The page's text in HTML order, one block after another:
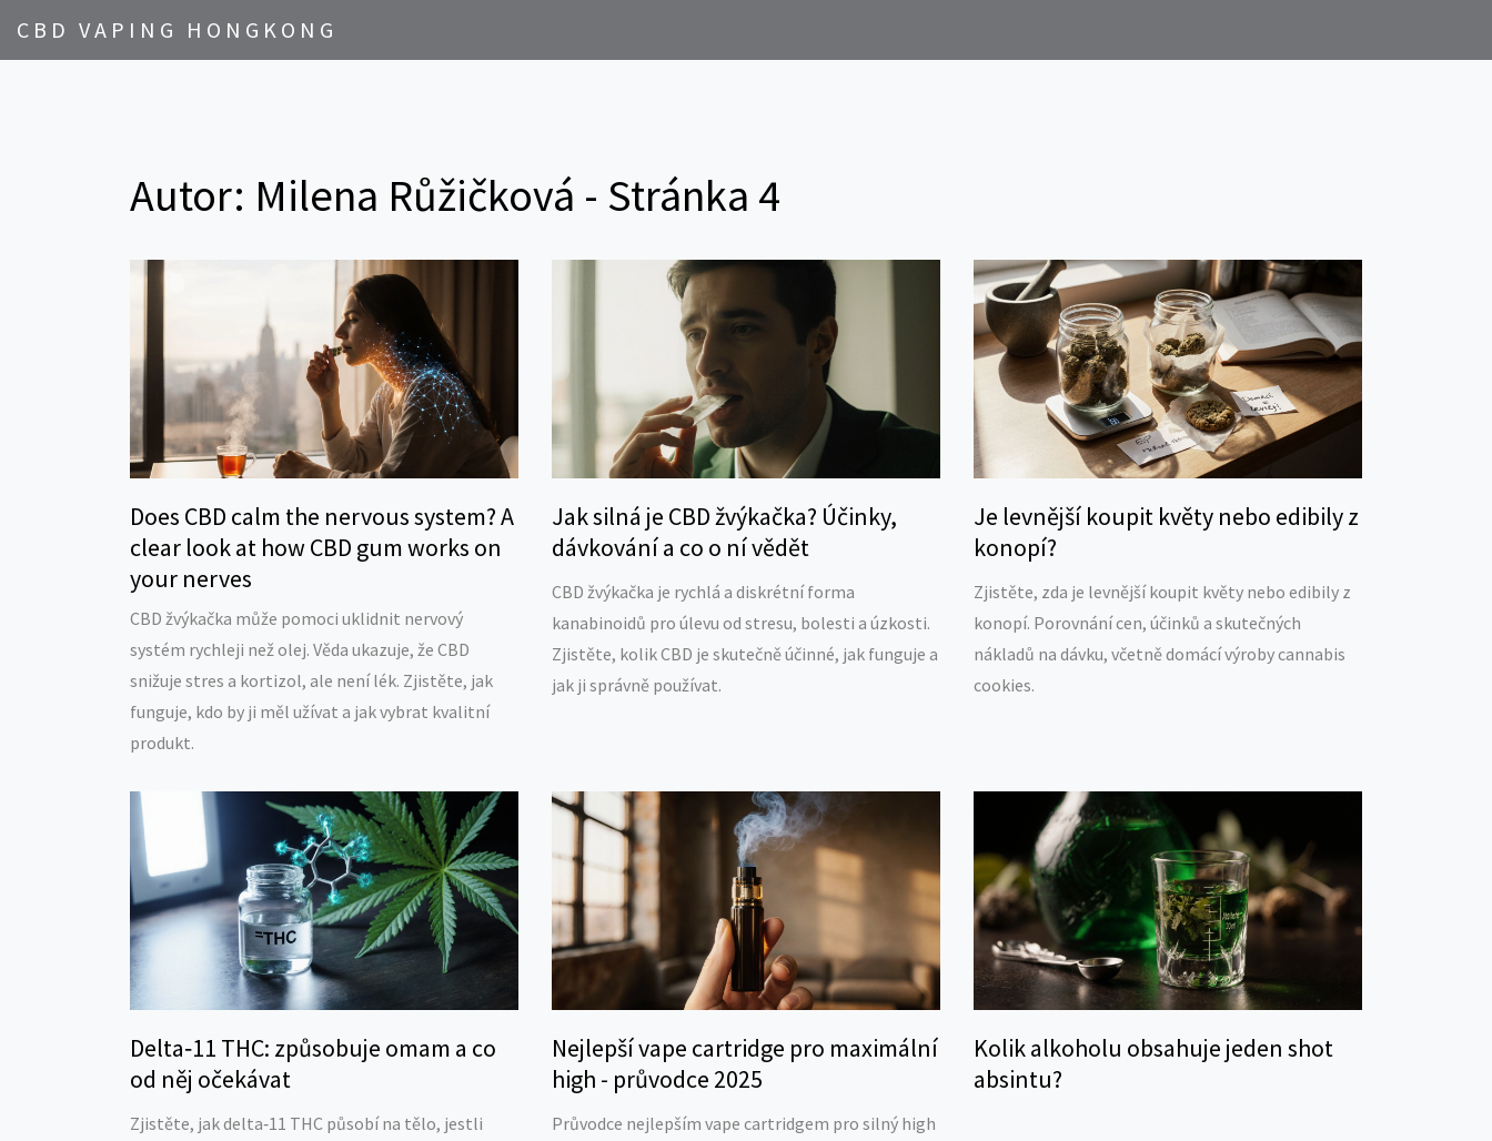
CBD VAPING HONGKONG
Autor: Milena Růžičková - Stránka 4
Does CBD calm the nervous system? A
clear look at how CBD gum works on
your nerves
CBD žvýkačka může pomoci uklidnit nervový
systém rychleji než olej. Věda ukazuje, že CBD
snižuje stres a kortizol, ale není lék. Zjistěte, jak
funguje, kdo by ji měl užívat a jak vybrat kvalitní
produkt.
Jak silná je CBD žvýkačka? Účinky,
dávkování a co o ní vědět
CBD žvýkačka je rychlá a diskrétní forma
kanabinoidů pro úlevu od stresu, bolesti a úzkosti.
Zjistěte, kolik CBD je skutečně účinné, jak funguje a
jak ji správně používat.
Je levnější koupit květy nebo edibily z
konopí?
Zjistěte, zda je levnější koupit květy nebo edibily z
konopí. Porovnání cen, účinků a skutečných
nákladů na dávku, včetně domácí výroby cannabis
cookies.
Delta‑11 THC: způsobuje omam a co
od něj očekávat
Zjistěte, jak delta‑11 THC působí na tělo, jestli
Nejlepší vape cartridge pro maximální
high - průvodce 2025
Průvodce nejlepším vape cartridgem pro silný high
Kolik alkoholu obsahuje jeden shot
absintu?